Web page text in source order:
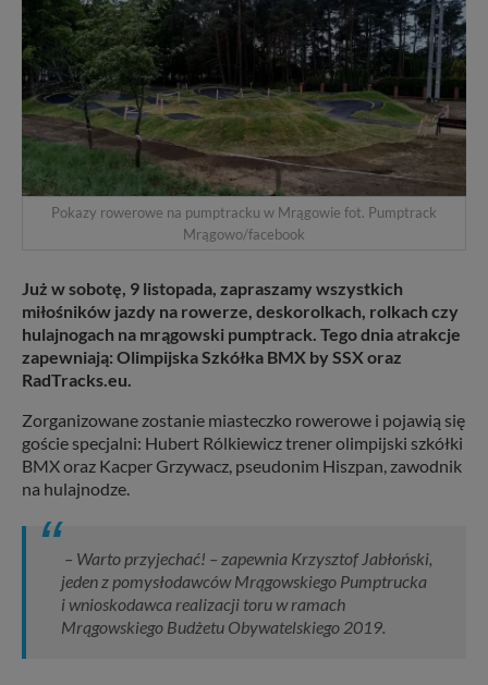
Pokazy rowerowe na pumptracku w Mrągowie fot. Pumptrack
Mrągowo/facebook
Już w sobotę, 9 listopada, zapraszamy wszystkich
miłośników jazdy na rowerze, deskorolkach, rolkach czy
hulajnogach na mrągowski pumptrack. Tego dnia atrakcje
zapewniają: Olimpijska Szkółka BMX by SSX oraz
RadTracks.eu.
Zorganizowane zostanie miasteczko rowerowe i pojawią się
goście specjalni: Hubert Rólkiewicz trener olimpijski szkółki
BMX oraz Kacper Grzywacz, pseudonim Hiszpan, zawodnik
na hulajnodze.
– Warto przyjechać! – zapewnia Krzysztof Jabłoński,
jeden z pomysłodawców Mrągowskiego Pumptrucka
i wnioskodawca realizacji toru w ramach
Mrągowskiego Budżetu Obywatelskiego 2019.